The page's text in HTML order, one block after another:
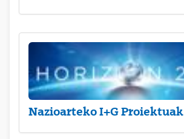
Nazioarteko I+G Proiektuak